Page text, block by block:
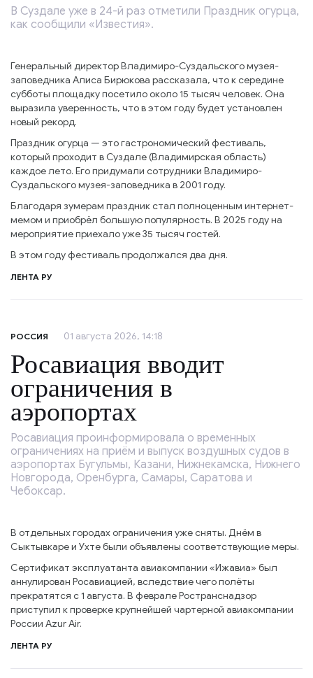
В Суздале уже в 24-й раз отметили Праздник огурца,
как сообщили «Известия».
Генеральный директор Владимиро-Суздальского музея-
заповедника Алиса Бирюкова рассказала, что к середине
субботы площадку посетило около 15 тысяч человек. Она
выразила уверенность, что в этом году будет установлен
новый рекорд.
Праздник огурца — это гастрономический фестиваль,
который проходит в Суздале (Владимирская область)
каждое лето. Его придумали сотрудники Владимиро-
Суздальского музея-заповедника в 2001 году.
Благодаря зумерам праздник стал полноценным интернет-
мемом и приобрёл большую популярность. В 2025 году на
мероприятие приехало уже 35 тысяч гостей.
В этом году фестиваль продолжался два дня.
ЛЕНТА РУ
РОССИЯ 01 августа 2026, 14:18
Росавиация вводит
ограничения в
аэропортах
Росавиация проинформировала о временных
ограничениях на приём и выпуск воздушных судов в
аэропортах Бугульмы, Казани, Нижнекамска, Нижнего
Новгорода, Оренбурга, Самары, Саратова и
Чебоксар.
В отдельных городах ограничения уже сняты. Днём в
Сыктывкаре и Ухте были объявлены соответствующие меры.
Сертификат эксплуатанта авиакомпании «Ижавиа» был
аннулирован Росавиацией, вследствие чего полёты
прекратятся с 1 августа. В феврале Ространснадзор
приступил к проверке крупнейшей чартерной авиакомпании
России Azur Air.
ЛЕНТА РУ